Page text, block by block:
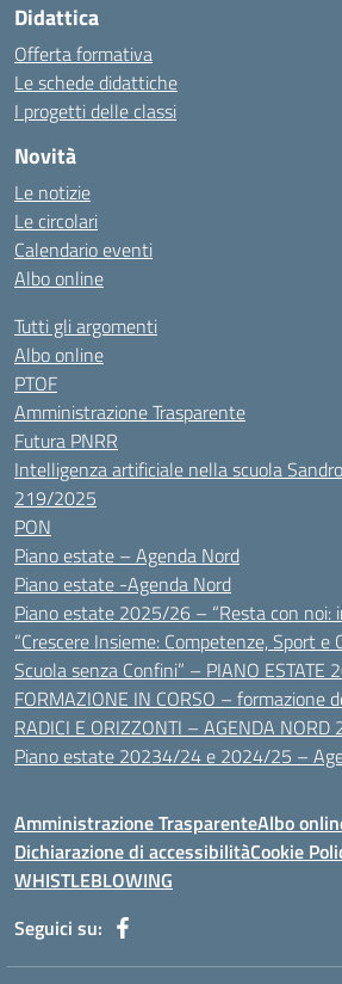
Didattica
Offerta formativa
Le schede didattiche
I progetti delle classi
Novità
Le notizie
Le circolari
Calendario eventi
Albo online
Tutti gli argomenti
Albo online
PTOF
Amministrazione Trasparente
Futura PNRR
Intelligenza artificiale nella scuola
219/2025
PON
Piano estate – Agenda Nord
Piano estate -Agenda Nord
Piano estate 2025/26 – “Resta con noi:
“Crescere Insieme: Competenze, Sport
Scuola senza Confini” – PIANO ESTATE
FORMAZIONE IN CORSO – formazione
RADICI E ORIZZONTI – AGENDA
Piano estate 20234/24 e 2024/25 –
Amministrazione TrasparenteAlbo
Dichiarazione di accessibilitàCookie
WHISTLEBLOWING
Seguici su: